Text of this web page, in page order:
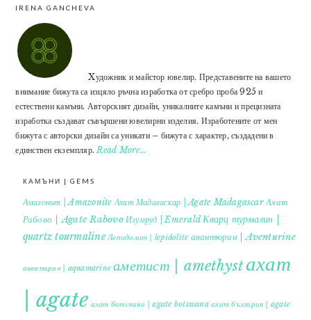
IRENA GANCHEVA
Xудожник и майстор ювелир. Представените на вашето
внимание бижута са изцяло ръчна изработка от сребро проба 925 и
естествени камъни. Авторският дизайн, уникалните камъни и прецизната
изработка създават съвършени ювелирни изделия. Изработените от мен
бижута с авторски дизайн са уникати – бижута с характер, създадени в
единствен екземпляр.Read More…
КАМЪНИ | GEMS
Амазонит | Amazonite Ахат Мадагаскар | Agate Madagascar Ахат
Рабово | Agate Rabovo Изумруд | Emerald Кварц турмалин |
quartz tourmaline Лепидолит | lepidolite авантюрин | Aventurine
аквамарин | aquamarine аметист | amethystахат
| agate ахат ботсвана | agate botswana ахат българия | agate